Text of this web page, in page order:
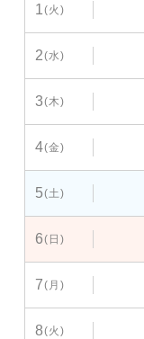
1(火)
2(水)
3(木)
4(金)
5(土)
6(日)
7(月)
8(火)